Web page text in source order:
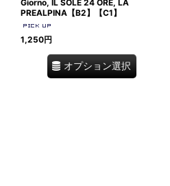
Giorno, IL SOLE 24 ORE, LA
PREALPINA【B2】【C1】
1,250円
オプション選択